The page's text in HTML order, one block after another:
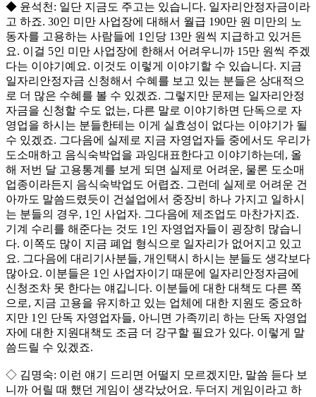
◆ 윤석천: 일단 지금도 주고는 있습니다. 일자리안정자금이라
고 하죠. 30인 미만 사업장에 대해서 월급 190만 원 미만의 노
동자를 고용하는 사람들에 1인당 13만 원씩 지급하고 있거든
요. 이걸 5인 미만 사업장에 한해서 어려우니까 15만 원씩 주겠
다는 이야기예요. 이것도 이렇게 이야기할 수 있습니다. 지금
일자리안정자금 신청해서 수혜를 보고 있는 분들은 상대적으
로 더 많은 수혜를 볼 수 있겠죠. 그렇지만 문제는 일자리안정
자금을 신청할 수도 없는, 다른 말로 이야기하면 단독으로 자
영업을 하시는 분들한테는 이게 실효성이 없다는 이야기가 될
수 있겠죠. 그다음에 실제로 지금 자영업자들 중에서도 우리가
도소매하고 음식숙박업을 과잉대표한다고 이야기하는데, 올
해 저번 달 고용통계를 보게 되면 실제로 어려운, 물론 도소매
업종이라든지 음식숙박업도 어렵죠. 그런데 실제로 어려운 건
아까도 말씀드렸듯이 건설업에서 중장비 하나 가지고 일하시
는 분들의 경우, 1인 사업자. 그다음에 제조업도 마찬가지죠.
기계 수리를 해준다는 것도 1인 자영업자들이 굉장히 많습니
다. 이쪽도 많이 지금 폐업 형식으로 일자리가 없어지고 있고
요. 그다음에 대리기사분들, 개인택시 하시는 분들도 생각보다
많아요. 이분들은 1인 사업자이기 때문에 일자리안정자금에
신청조차 못 한다는 얘깁니다. 이분들에 대한 대책도 다른 쪽
으로, 지금 고용을 유지하고 있는 업체에 대한 지원도 중요하
지만 1인 단독 자영업자들, 아니면 가족끼리 하는 단독 자영업
자에 대한 지원대책도 조금 더 강구할 필요가 있다. 이렇게 말
씀드릴 수 있겠죠.
◇ 김명숙: 이런 얘기 드리면 어떨지 모르겠지만, 말씀 듣다 보
니까 어릴 때 했던 게임이 생각났어요. 두더지 게임이라고 하